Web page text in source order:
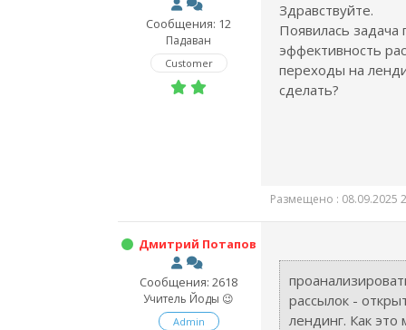
Сообщения: 12
Падаван
Customer
Здравствуйте.
Появилась задача
эффективность
переходы на
сделать?
Размещено : 08.09.2025
Дмитрий Потапов
Сообщения: 2618
Учитель Йоды 😉
Admin
рассылок -
лендинг. Как